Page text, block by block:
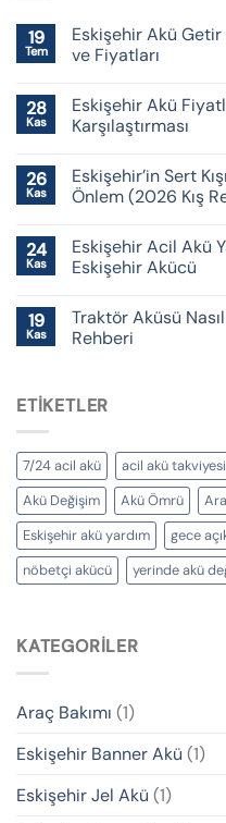
19
Tem
Eskişehir Akü
ve Fiyatları
28
Kas
Eskişehir Akü
Karşılaştırması
26
Kas
Eskişehir’in Sert
Önlem (2026 Kış
24
Kas
Eskişehir Acil Akü
Eskişehir Akücü
19
Kas
Traktör Aküsü
Rehberi
ETIKETLER
7/24 acil akü acil akü takviyesi
Akü Değişim
Akü Ömrü
Eskişehir akü yardım
gece
nöbetçi akücü
yerinde akü
KATEGORILER
Araç Bakımı (1)
Eskişehir Banner Akü (1)
Eskişehir Jel Akü (1)